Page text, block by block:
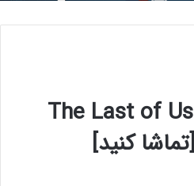
ویدیو جدیدی از The Last of Us